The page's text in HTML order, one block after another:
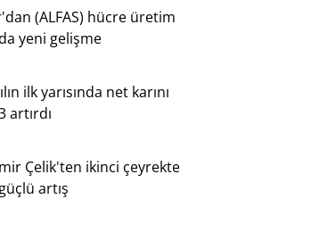
(ALFAS) hücre üretim
yeni gelişme
ilk yarısında net karını
artırdı
Çelik'ten ikinci çeyrekte
artış